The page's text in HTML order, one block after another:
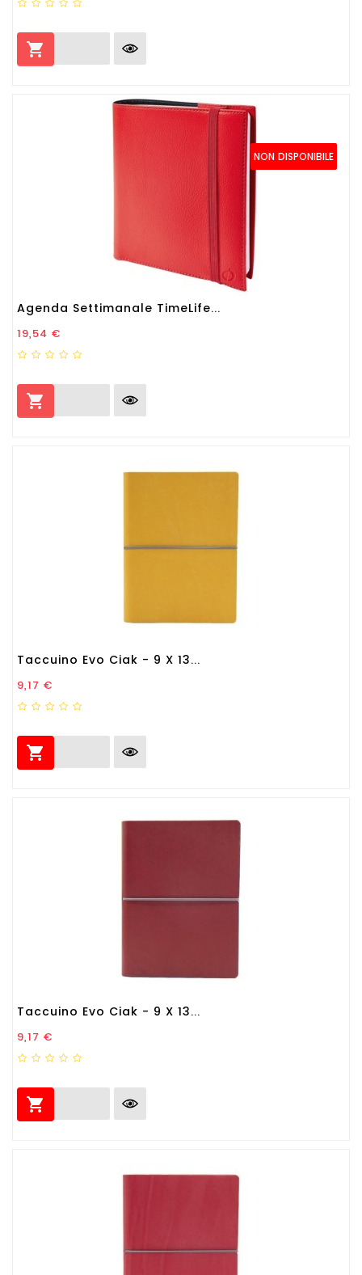

NON DISPONIBILE
Agenda Settimanale TimeLife...
Prezzo
19,54 €

Taccuino Evo Ciak - 9 X 13...
Prezzo
9,17 €

Taccuino Evo Ciak - 9 X 13...
Prezzo
9,17 €
